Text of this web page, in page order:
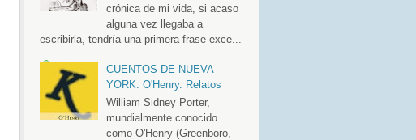
crónica de mi vida, si acaso
alguna vez llegaba a
escribirla, tendría una primera frase exce...
CUENTOS DE NUEVA
YORK. O'Henry. Relatos
William Sidney Porter,
mundialmente conocido
como O'Henry (Greenboro,